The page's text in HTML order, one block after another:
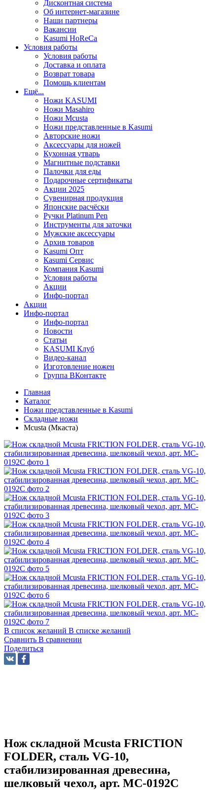
Дисконтная система
Об интернет-магазине
Наши партнеры
Вакансии
Kasumi HoReCa
Условия работы
Условия работы
Доставка и оплата
Возврат товара
Помощь клиентам
Ещё...
Ножи KASUMI
Ножи Masahiro
Ножи Mcusta
Ножи представленные в Kasumi
Авторские ножи
Аксессуары для ножей
Кухонная утварь
Магнитные подставки
Палочки для еды
Подарочные сертификаты
Акции 2025
Сувенирная продукция
Японские расчёски
Ручки Platinum Pen
Инструменты для заточки
Мужские аксессуары
Архив товаров
Kasumi Опт
Кasumi Сервис
Компания Kasumi
Условия работы
Акции
Инфо-портал
Акции
Инфо-портал
Инфо-портал
Новости
Статьи
KASUMI Клуб
Видео-канал
Изготовление ножен
Группа ВКонтакте
Главная
Каталог
Ножи представленные в Kasumi
Складные ножи
Mcusta (Мкаста)
В список желаний В списке желаний
Сравнить В сравнении
Поделиться
Нож складной Mcusta FRICTION
FOLDER, сталь VG-10,
стабилизированная древесина,
шелковый чехол, арт. MC-0192C